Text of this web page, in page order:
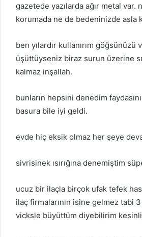
gazetede yazılarda ağır metal var.
korumada ne de bedeninizde asla
ben yılardır kullanırım göğsünüzü
üşüttüyseniz biraz surun üzerine
kalmaz inşallah.
bunların hepsini denedim
basura bile iyi geldi.
evde hiç eksik olmaz her şeye
sivrisinek ısırığına denemiştim
ucuz bir ilaçla birçok ufak tefek
ilaç firmalarının isine gelmez tabi
vicksle büyüttüm diyebilirim